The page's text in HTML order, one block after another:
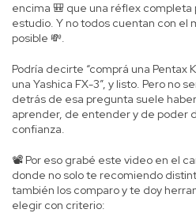
encima 🎒 que una réflex
estudio. Y no todos cuentan con el
posible 💸.
Podría decirte “comprá una Pentax
una Yashica FX-3”, y listo. Pero no
detrás de esa pregunta suele
aprender, de entender y de poder
confianza.
📽️ Por eso grabé este video en el
donde no solo te recomiendo
también los comparo y te doy
elegir con criterio: